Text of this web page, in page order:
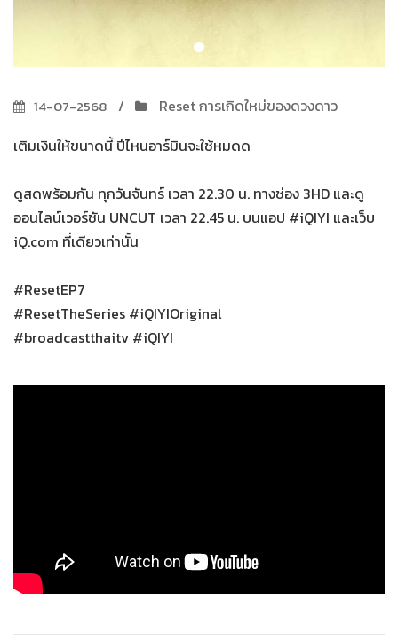
14-07-2568
Reset การเกิดใหม่ของดวงดาว
เติมเงินให้ขนาดนี้ ปีไหนอาร์มินจะใช้หมดด
ดูสดพร้อมกัน ทุกวันจันทร์ เวลา 22.30 น. ทางช่อง 3HD และดู
ออนไลน์เวอร์ชัน UNCUT เวลา 22.45 น. บนแอป #iQIYI และเว็บ
iQ.com ที่เดียวเท่านั้น
#ResetEP7
#ResetTheSeries #iQIYIOriginal
#broadcastthaitv #iQIYI